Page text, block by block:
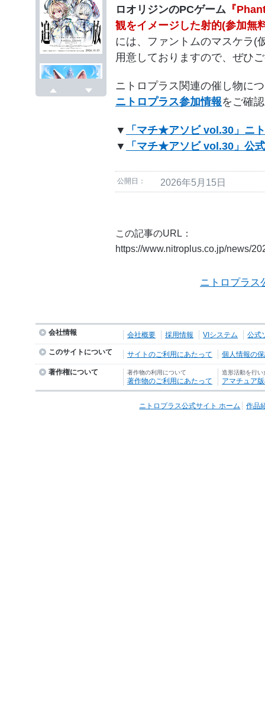
ロオリジンのPCゲーム 『
観をイメージした射的(参加無
には、ファントムのマスケラ(
用意しておりますので、ぜひ
ニトロプラス関連の催し物に
ニトロプラス参加情報をご確
▼
「マチ★アソビ vol.30」ニ
▼
「マチ★アソビ vol.30」公
公開日： 2026年5月15日
この記事のURL：
https://www.nitroplus.co.jp/news/
ニトロプラス
会社情報 会社概要 採用情報 VIシステム 公式
このサイトについて サイトのご利用にあたって 個人情報の
著作権について 著作物の利用について
著作物のご利用にあたって
造形活動を行い
アマチュア
ニトロプラス公式サイト ホーム 作品